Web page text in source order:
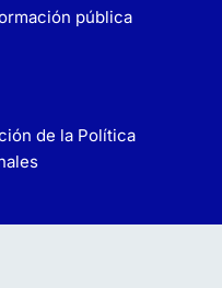
pública
de la Política